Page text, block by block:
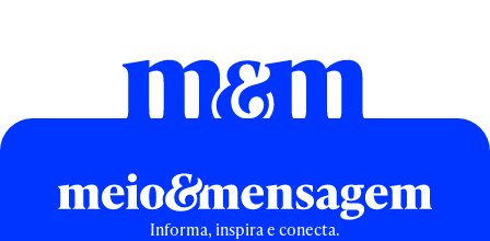
Informa, inspira e conecta.